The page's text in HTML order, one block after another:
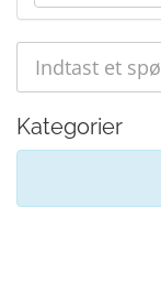
Kategorier